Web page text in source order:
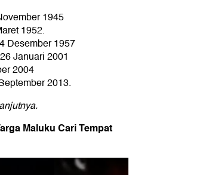
1945
1952.
Desember 1957
Januari 2001
2004
2013.
Maluku Cari Tempat